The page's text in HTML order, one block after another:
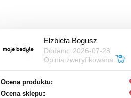
Elzbieta Bogusz
Dodano: 2026-07-28
Opinia zweryfikowana
Ocena produktu:
Ocena sklepu: